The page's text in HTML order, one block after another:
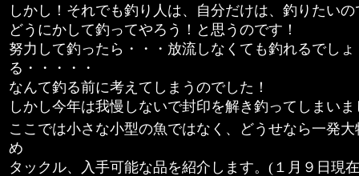
しかし！それでも釣り人は、自分だけは、釣りたいの
どうにかして釣ってやろう！と思うのです！
努力して釣ったら・・・放流しなくても釣れるでし
る・・・・・
なんて釣る前に考えてしまうのでした！
しかし今年は我慢しないで封印を解き釣ってしまい
ここでは小さな小型の魚ではなく、どうせなら一発
め
タックル、入手可能な品を紹介します。(１月９日現